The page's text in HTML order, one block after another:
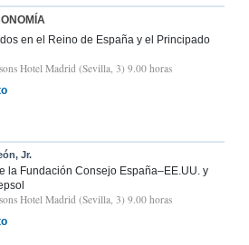
en el Reino de España y el Principado
Hotel Madrid (Sevilla, 3) 9.00 horas
Jr.
la Fundación Consejo España–EE.UU. y
Hotel Madrid (Sevilla, 3) 9.00 horas